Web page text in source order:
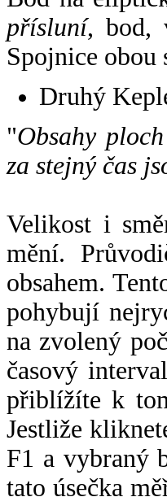
přísluní, bod,
Spojnice obou
Druhý
"Obsahy
za stejný čas
Velikost i
mění.
obsahem.
pohybují
na zvolený
časový
přiblížíte k
Jestliže
F1 a vybraný
tato úsečka